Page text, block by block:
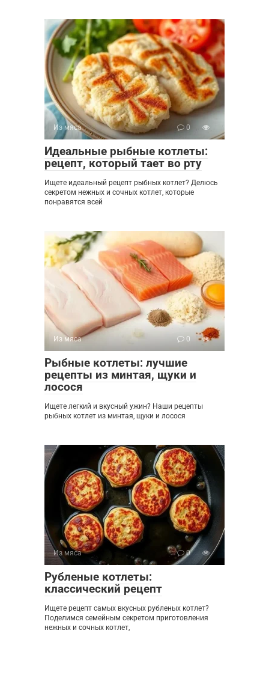
Из мяса 0
Идеальные рыбные котлеты:
рецепт, который тает во рту
Ищете идеальный рецепт рыбных котлет? Делюсь
секретом нежных и сочных котлет, которые
понравятся всей
Из мяса 0
Рыбные котлеты: лучшие
рецепты из минтая, щуки и
лосося
Ищете легкий и вкусный ужин? Наши рецепты
рыбных котлет из минтая, щуки и лосося
Из мяса 0
Рубленые котлеты:
классический рецепт
Ищете рецепт самых вкусных рубленых котлет?
Поделимся семейным секретом приготовления
нежных и сочных котлет,